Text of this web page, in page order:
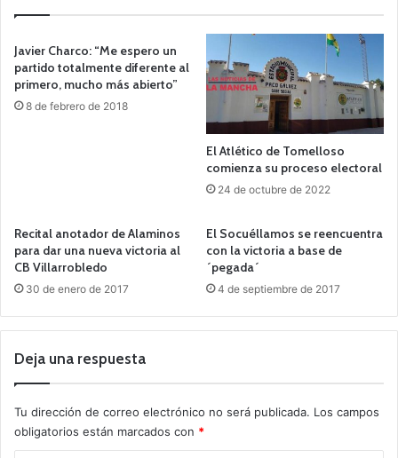
Javier Charco: “Me espero un
partido totalmente diferente al
primero, mucho más abierto”
8 de febrero de 2018
El Atlético de Tomelloso
comienza su proceso electoral
24 de octubre de 2022
Recital anotador de Alaminos
para dar una nueva victoria al
CB Villarrobledo
30 de enero de 2017
El Socuéllamos se reencuentra
con la victoria a base de
´pegada´
4 de septiembre de 2017
Deja una respuesta
Tu dirección de correo electrónico no será publicada. Los campos
obligatorios están marcados con *